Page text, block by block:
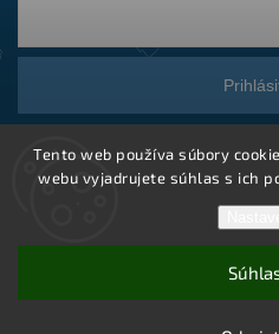
Tento web používa súbory
webu vyjadrujete súhlas s ich
Vytvoril